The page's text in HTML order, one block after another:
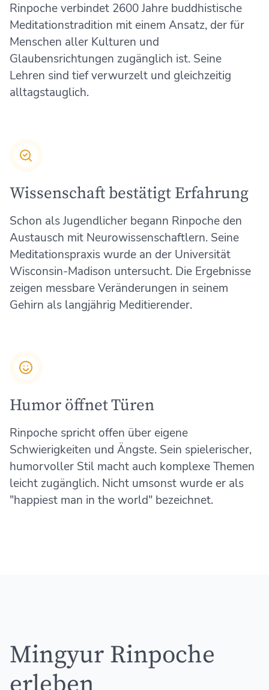
Rinpoche verbindet 2600 Jahre buddhistische
Meditationstradition mit einem Ansatz, der für
Menschen aller Kulturen und
Glaubensrichtungen zugänglich ist. Seine
Lehren sind tief verwurzelt und gleichzeitig
alltagstauglich.
Wissenschaft bestätigt Erfahrung
Schon als Jugendlicher begann Rinpoche den
Austausch mit Neurowissenschaftlern. Seine
Meditationspraxis wurde an der Universität
Wisconsin-Madison untersucht. Die Ergebnisse
zeigen messbare Veränderungen in seinem
Gehirn als langjährig Meditierender.
Humor öffnet Türen
Rinpoche spricht offen über eigene
Schwierigkeiten und Ängste. Sein spielerischer,
humorvoller Stil macht auch komplexe Themen
leicht zugänglich. Nicht umsonst wurde er als
"happiest man in the world" bezeichnet.
Mingyur Rinpoche